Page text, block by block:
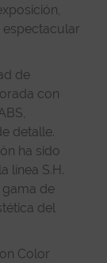
espectacular
de
con
detalle.
ha sido
línea S.H.
gama de
del
Color